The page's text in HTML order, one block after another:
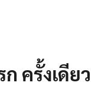
ครั้งเดียว